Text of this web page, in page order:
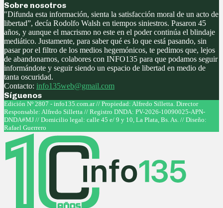
Sobre nosotros
"Difunda esta información, sienta la satisfacción moral de un acto de
libertad”, decía Rodolfo Walsh en tiempos siniestros. Pasaron 45
años, y aunque el macrismo no este en el poder continúa el blindaje
mediático. Justamente, para saber qué es lo que está pasando, sin
pasar por el filtro de los medios hegemónicos, te pedimos que, lejos
de abandonarnos, colabores con INFO135 para que podamos seguir
informándote y seguir siendo un espacio de libertad en medio de
tanta oscuridad.
Contacto: info135web@gmail.com
Síguenos
Facebook
Twitter
Instagram
Youtube
Edición Nº 2807 - info135.com.ar // Propiedad: Alfredo Silletta. Director
Responsable: Alfredo Silletta // Registro DNDA: PV-2026-10090025-APN-
DNDA#MJ // Domicilio legal: calle 45 e/ 9 y 10, La Plata, Bs. As. // Diseño:
Rafael Guerrero